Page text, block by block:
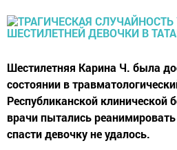
Шестилетняя Карина Ч. была
состоянии в
Республиканской клинической
врачи пытались
спасти девочку не удалось.